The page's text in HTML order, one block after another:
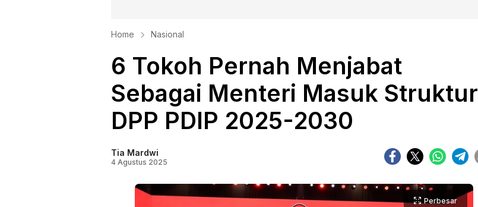
Home Nasional
6 Tokoh Pernah Menjabat
Sebagai Menteri Masuk Struktur
DPP PDIP 2025-2030
Tia Mardwi
4 Agustus 2025
Perbesar